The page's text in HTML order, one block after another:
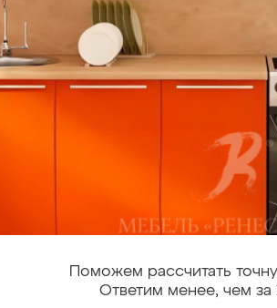
Поможем рассчитать
Ответим менее, чем за